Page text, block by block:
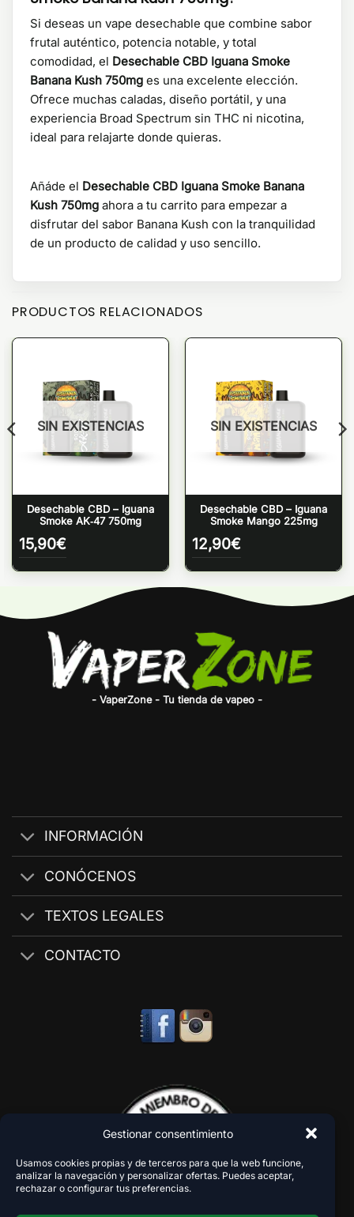
Gestionar consentimiento
Usamos cookies propias y de terceros para que la web funcione,
analizar la navegación y personalizar ofertas. Puedes aceptar,
rechazar o configurar tus preferencias.
Si deseas un vape desechable que combine sabor
frutal auténtico, potencia notable, y total
comodidad, el Desechable CBD Iguana Smoke
Banana Kush 750mg es una excelente elección.
Ofrece muchas caladas, diseño portátil, y una
experiencia Broad Spectrum sin THC ni nicotina,
ideal para relajarte donde quieras.
Añáde el Desechable CBD Iguana Smoke Banana
Kush 750mg ahora a tu carrito para empezar a
disfrutar del sabor Banana Kush con la tranquilidad
de un producto de calidad y uso sencillo.
PRODUCTOS RELACIONADOS
SIN EXISTENCIAS
Desechable CBD – Iguana
Smoke AK‑47 750mg
15,90€
SIN EXISTENCIAS
Desechable CBD – Iguana
Smoke Mango 225mg
12,90€
- VaperZone - Tu tienda de vapeo -
INFORMACIÓN
CONÓCENOS
TEXTOS LEGALES
CONTACTO